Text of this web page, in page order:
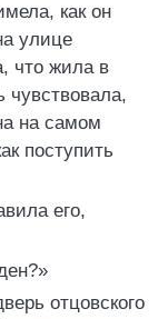
как он
улице
что жила в
на самом
поступить
его,
отцовского